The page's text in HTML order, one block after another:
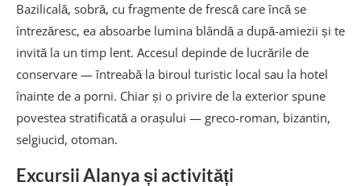
Bazilicală, sobră, cu fragmente de frescă care încă se
întrezăresc, ea absoarbe lumina blândă a după-amiezii și te
invită la un timp lent. Accesul depinde de lucrările de
conservare — întreabă la biroul turistic local sau la hotel
înainte de a porni. Chiar și o privire de la exterior spune
povestea stratificată a orașului — greco-roman, bizantin,
selgiucid, otoman.
Excursii Alanya și activități